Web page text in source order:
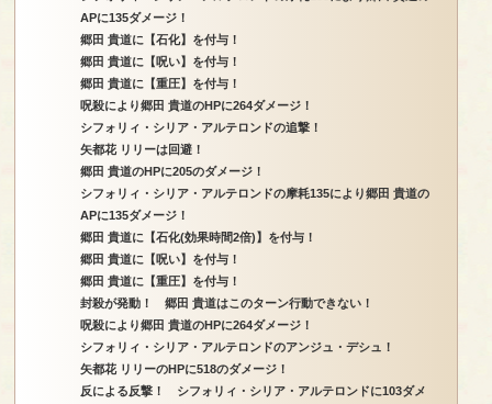
APに135ダメージ！
郷田 貴道に【石化】を付与！
郷田 貴道に【呪い】を付与！
郷田 貴道に【重圧】を付与！
呪殺により郷田 貴道のHPに264ダメージ！
シフォリィ・シリア・アルテロンドの追撃！
矢都花 リリーは回避！
郷田 貴道のHPに205のダメージ！
シフォリィ・シリア・アルテロンドの摩耗135により郷田 貴道の
APに135ダメージ！
郷田 貴道に【石化(効果時間2倍)】を付与！
郷田 貴道に【呪い】を付与！
郷田 貴道に【重圧】を付与！
封殺が発動！ 郷田 貴道はこのターン行動できない！
呪殺により郷田 貴道のHPに264ダメージ！
シフォリィ・シリア・アルテロンドのアンジュ・デシュ！
矢都花 リリーのHPに518のダメージ！
反による反撃！ シフォリィ・シリア・アルテロンドに103ダメ